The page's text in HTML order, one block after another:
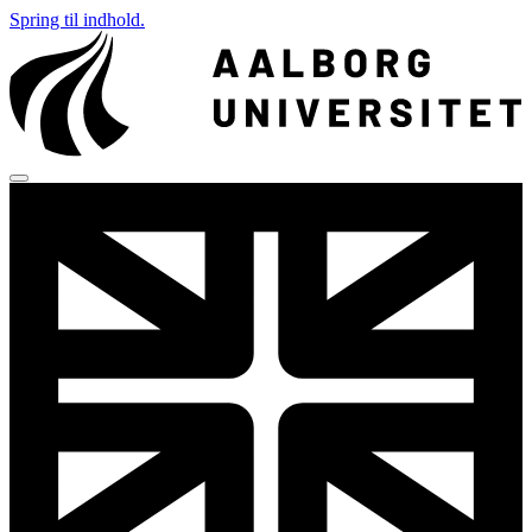
Spring til indhold.